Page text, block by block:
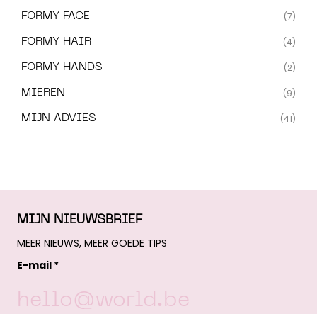
FORMY FACE (7)
FORMY HAIR (4)
FORMY HANDS (2)
MIEREN (9)
MIJN ADVIES (41)
MIJN NIEUWSBRIEF
MEER NIEUWS, MEER GOEDE TIPS
E-mail *